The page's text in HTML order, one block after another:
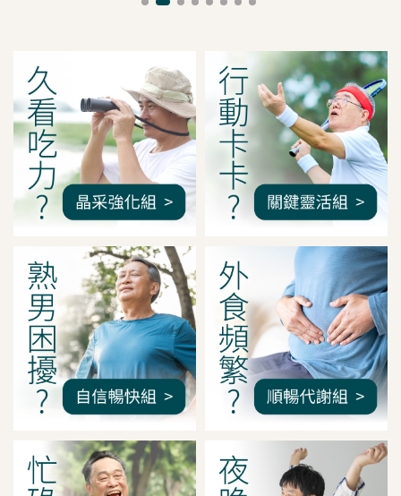
我是間距調整